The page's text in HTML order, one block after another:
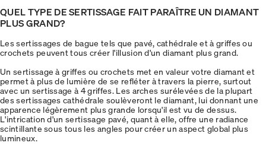
QUEL TYPE DE SERTISSAGE FAIT PARAÎTRE UN DIAMANT
PLUS GRAND?
Les sertissages de bague tels que pavé, cathédrale et à griffes ou
crochets peuvent tous créer l'illusion d'un diamant plus grand.
Un sertissage à griffes ou crochets met en valeur votre diamant et
permet à plus de lumière de se refléter à travers la pierre, surtout
avec un sertissage à 4 griffes. Les arches surélevées de la plupart
des sertissages cathédrale soulèveront le diamant, lui donnant une
apparence légèrement plus grande lorsqu'il est vu de dessus.
L'intrication d'un sertissage pavé, quant à elle, offre une radiance
scintillante sous tous les angles pour créer un aspect global plus
lumineux.